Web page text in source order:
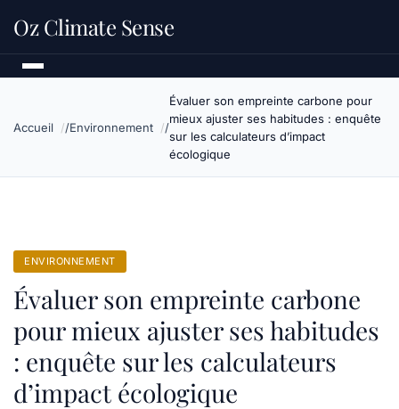
Oz Climate Sense
Accueil Environnement
Évaluer son empreinte carbone pour
mieux ajuster ses habitudes : enquête
sur les calculateurs d’impact
écologique
ENVIRONNEMENT
Évaluer son empreinte carbone
pour mieux ajuster ses habitudes
: enquête sur les calculateurs
d’impact écologique